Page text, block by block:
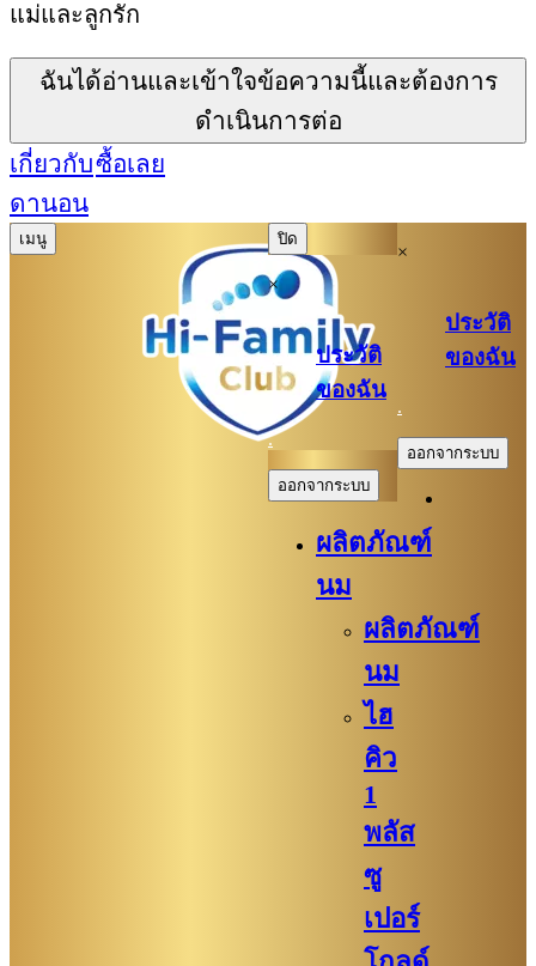
แม่และลูกรัก
ฉันได้อ่านและเข้าใจข้อความนี้และต้องการ
ดำเนินการต่อ
เกี่ยวกับ
ดานอน
ซื้อเลย
เมนู ปิด
×
ประวัติ
ของฉัน
.
ออกจากระบบ
ผลิตภัณฑ์
นม
ผลิตภัณฑ์
นม
ไฮ
คิว
1
พลัส
ซู
เปอร์
×
ประวัติ
ของฉัน
.
ออกจากระบบ